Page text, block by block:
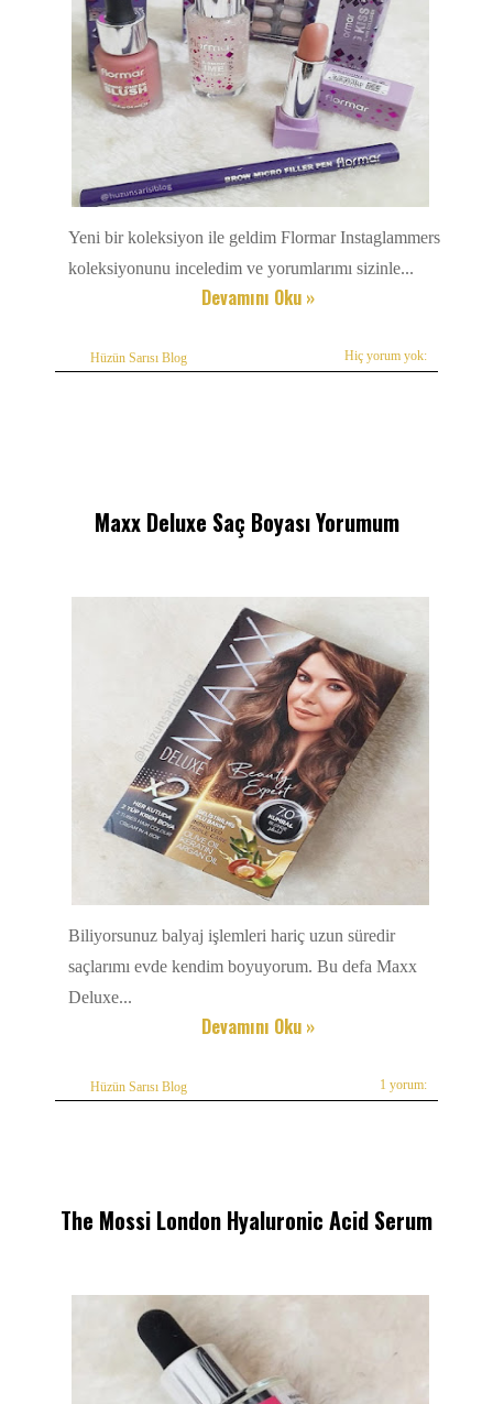
Yeni bir koleksiyon ile geldim Flormar Instaglammers
koleksiyonunu inceledim ve yorumlarımı sizinle...
Devamını Oku »
Hüzün Sarısı Blog Hiç yorum yok:
Maxx Deluxe Saç Boyası Yorumum
Biliyorsunuz balyaj işlemleri hariç uzun süredir
saçlarımı evde kendim boyuyorum. Bu defa Maxx
Deluxe...
Devamını Oku »
Hüzün Sarısı Blog 1 yorum:
The Mossi London Hyaluronic Acid Serum